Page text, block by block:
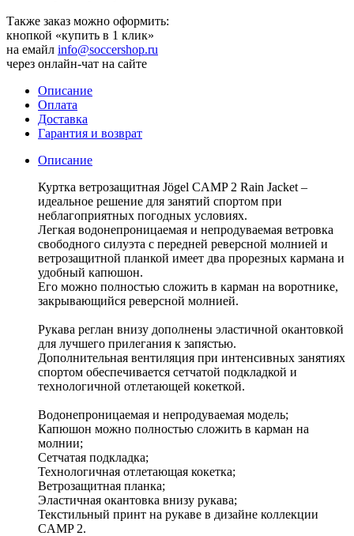
Также заказ можно оформить:
кнопкой «купить в 1 клик»
на емайл info@soccershop.ru
через онлайн-чат на сайте
Описание
Оплата
Доставка
Гарантия и возврат
Описание
Куртка ветрозащитная Jögel CAMP 2 Rain Jacket –
идеальное решение для занятий спортом при
неблагоприятных погодных условиях.
Легкая водонепроницаемая и непродуваемая ветровка
свободного силуэта с передней реверсной молнией и
ветрозащитной планкой имеет два прорезных кармана и
удобный капюшон.
Его можно полностью сложить в карман на воротнике,
закрывающийся реверсной молнией.
Рукава реглан внизу дополнены эластичной окантовкой
для лучшего прилегания к запястью.
Дополнительная вентиляция при интенсивных занятиях
спортом обеспечивается сетчатой подкладкой и
технологичной отлетающей кокеткой.
Водонепроницаемая и непродуваемая модель;
Капюшон можно полностью сложить в карман на
молнии;
Сетчатая подкладка;
Технологичная отлетающая кокетка;
Ветрозащитная планка;
Эластичная окантовка внизу рукава;
Текстильный принт на рукаве в дизайне коллекции
CAMP 2.